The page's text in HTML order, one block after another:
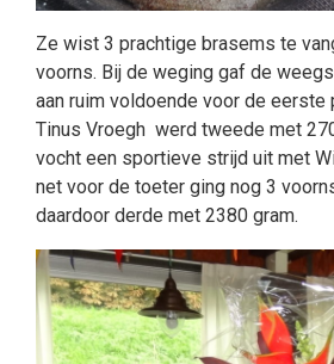
Ze wist 3 prachtige brasems te
voorns. Bij de weging gaf de
aan ruim voldoende voor de eerste
Tinus Vroegh werd tweede met
vocht een sportieve strijd uit met
net voor de toeter ging nog 3
daardoor derde met 2380 gram.